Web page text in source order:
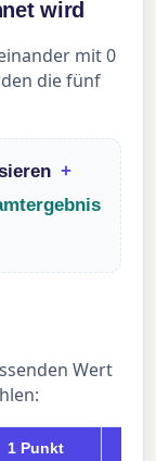
wird
mit 0
die fünf
+
Wert
1 Punkt